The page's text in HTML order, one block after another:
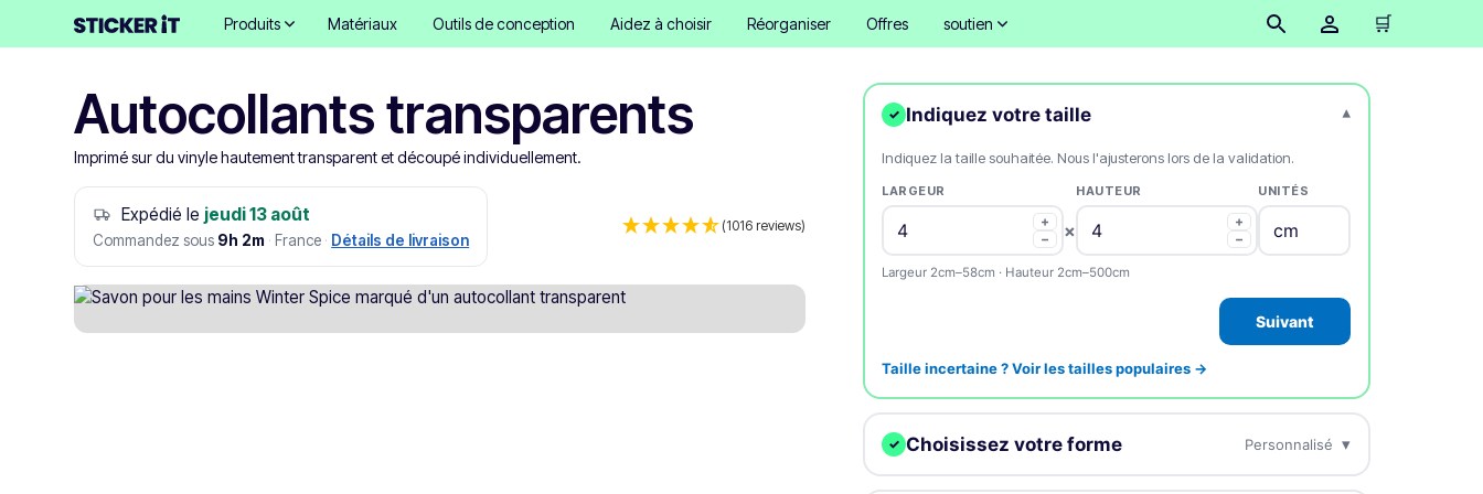
Produits Matériaux Outils de conception Aidez à choisir Réorganiser Offres soutien 🛒
Autocollants transparents
Imprimé sur du vinyle hautement transparent et découpé individuellement.
Expédié le jeudi 13 août
Commandez sous 9h 2m · France · Détails de livraison
(1016 reviews)
✓ Indiquez votre taille ▾
Indiquez la taille souhaitée. Nous l'ajusterons lors de la validation.
LARGEUR
+
−
×
HAUTEUR
+
−
UNITÉS
Largeur 2cm–58cm · Hauteur 2cm–500cm
Suivant
Taille incertaine ? Voir les tailles populaires →
✓ Choisissez votre forme Personnalisé ▾
Nous découpons vos stickers à la forme de votre choix.